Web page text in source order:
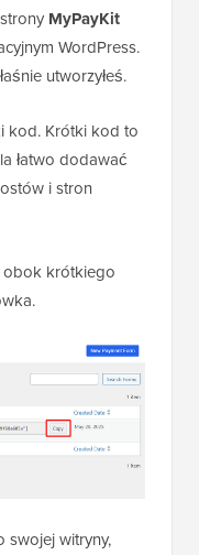
MyPayKit
WordPress.
utworzyłeś.
kod. Krótki kod to
łatwo dodawać
i stron
obok krótkiego
swojej witryny,